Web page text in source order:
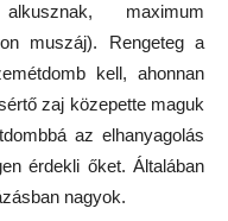
maximum
muszáj). Rengeteg a
kell, ahonnan
zaj közepette maguk
az elhanyagolás
érdekli őket. Általában
nagyok.